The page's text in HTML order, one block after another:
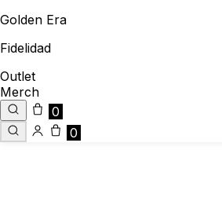
Golden Era
Fidelidad
Outlet
Merch
0
0